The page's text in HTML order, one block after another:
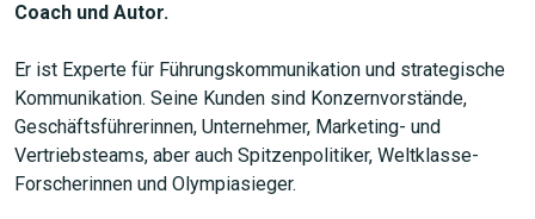
Coach und Autor.
Er ist Experte für Führungskommunikation und strategische
Kommunikation. Seine Kunden sind Konzernvorstände,
Geschäftsführerinnen, Unternehmer, Marketing- und
Vertriebsteams, aber auch Spitzenpolitiker, Weltklasse-
Forscherinnen und Olympiasieger.